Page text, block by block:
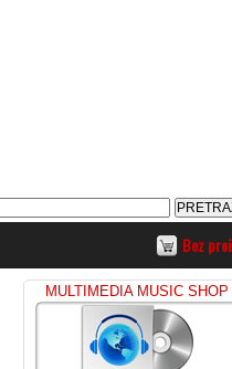
Bez
MULTIMEDIA MUSIC SHOP